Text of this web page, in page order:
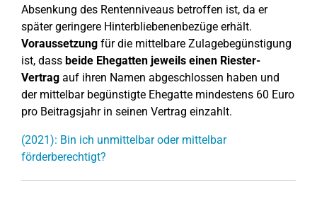
Absenkung des Rentenniveaus betroffen ist, da er
später geringere Hinterbliebenenbezüge erhält.
Voraussetzung für die mittelbare Zulagebegünstigung
ist, dass beide Ehegatten jeweils einen Riester-
Vertrag auf ihren Namen abgeschlossen haben und
der mittelbar begünstigte Ehegatte mindestens 60 Euro
pro Beitragsjahr in seinen Vertrag einzahlt.
(2021): Bin ich unmittelbar oder mittelbar
förderberechtigt?